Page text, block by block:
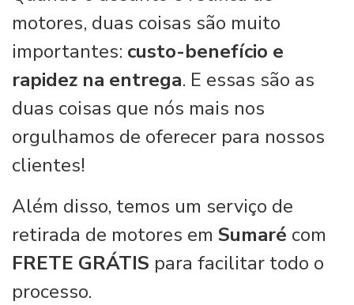
motores, duas coisas são muito
importantes: custo-benefício e
rapidez na entrega. E essas são as
duas coisas que nós mais nos
orgulhamos de oferecer para nossos
clientes!
Além disso, temos um serviço de
retirada de motores em Sumaré com
FRETE GRÁTIS para facilitar todo o
processo.